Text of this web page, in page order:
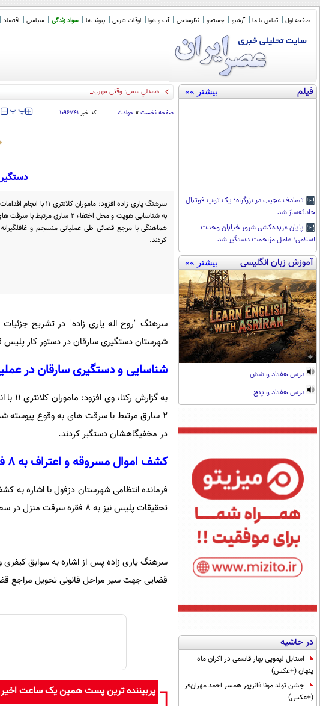
صفحه اول تماس با ما آرشیو جستجو نظرسنجی آب و هوا اوقات شرعی پیوند ها سواد زندگی سیاسی اقتصاد
فیلم بیشتر »»
تصادف عجیب در بزرگراه؛ یک توپ فوتبال
حادثه‌ساز شد
پایان عربده‌کشی شرور خیابان وحدت
اسلامی؛ عامل مزاحمت دستگیر شد
آموزش زبان انگلیسی بیشتر »»
درس هفتاد و شش
درس هفتاد و پنج
در حاشیه
استایل لیمویی بهار قاسمی در اکران ماه
پنهان (+عکس)
جشن تولد مونا فائزپور همسر احمد مهران‌فر
(+عکس)
همدلیِ سمی: وقتی مهربانیِ زیاد از شم
صفحه نخست » حوادث کد خبر۱۰۹۶۷۴۱ ‍‍‍ پپ
دستگیری ۲ سارق حرفه‌ای
سرهنگ یاری زاده افزود:
به شناسایی هویت و محل اختفاء ۲
هماهنگی با مرجع قضائی طی عملیاتی منسجم و
کردند.
سرهنگ "روح اله یاری زاده" در تشریح
شهرستان دستگیری سارقان در دستور کار پلیس
شناسایی و دستگیری سارقان در
به
۲ سارق مرتبط با سرقت های به وقوع پیوسته
در مخفیگاهشان دستگیر کردند.
کشف اموال مسروقه و اعتراف به ۸ فقره سرقت منزل
فرمانده انتظامی شهرستان دزفول با اشاره به
تحقیقات پلیس نیز به ۸ فقره سرقت منزل در سطح این شهرستان اعتراف کردند.
سرهنگ یاری زاده پس از اشاره به سوابق
قضایی جهت سیر مراحل قانونی تحویل مراجع
پربیننده ترین پست همین یک ساعت اخیر